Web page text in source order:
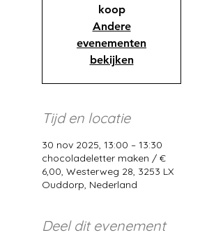
koop
Andere
evenementen
bekijken
Tijd en locatie
30 nov 2025, 13:00 – 13:30
chocoladeletter maken / €
6,00, Westerweg 28, 3253 LX
Ouddorp, Nederland
Deel dit evenement